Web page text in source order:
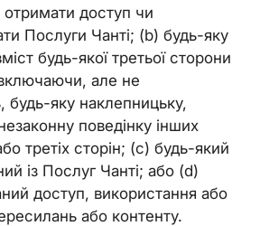
доступ чи
Послуги Чанті; (b) будь-яку
будь-якої третьої сторони
але не
яку наклепницьку,
поведінку інших
третіх сторін; (c) будь-який
із Послуг Чанті; або (d)
доступ, використання або
або контенту.